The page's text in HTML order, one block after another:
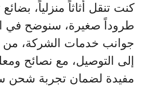
كنت تنقل أثاثاً منزلياً، بضائع
طروداً صغيرة، سنوضح في
جوانب خدمات الشركة، من
إلى التوصيل، مع نصائح
مفيدة لضمان تجربة شحن